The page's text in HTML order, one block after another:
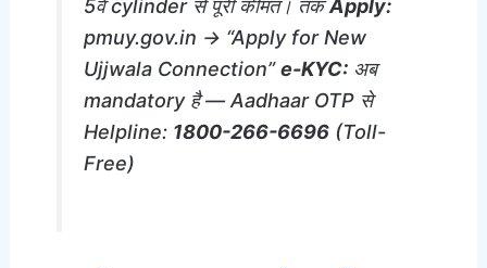
5वें cylinder से पूरी कीमत। तकApply:
pmuy.gov.in → “Apply for New
Ujjwala Connection”e-KYC: अब
mandatory है — Aadhaar OTP से
Helpline: 1800-266-6696 (Toll-
Free)